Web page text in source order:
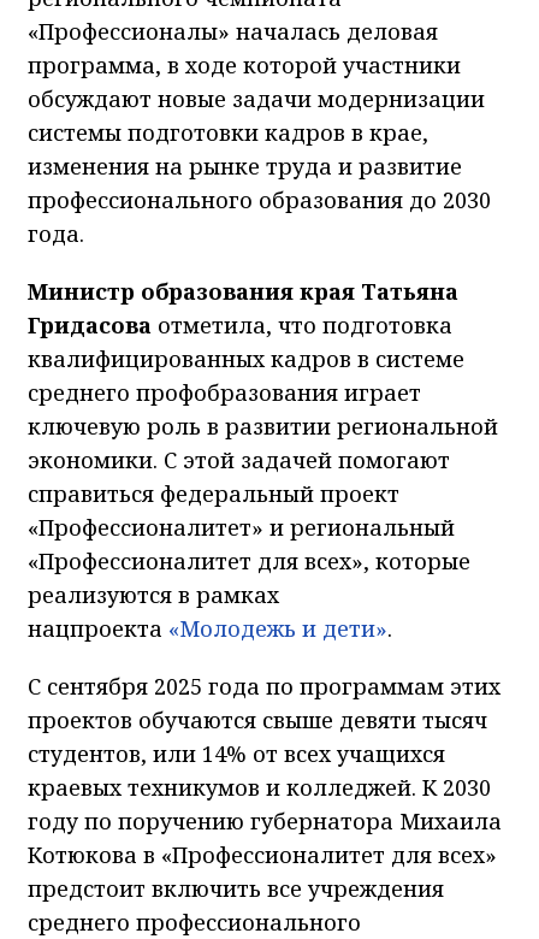
«Профессионалы» началась деловая
программа, в ходе которой участники
обсуждают новые задачи модернизации
системы подготовки кадров в крае,
изменения на рынке труда и развитие
профессионального образования до 2030
года.
Министр образования края Татьяна
Гридасова отметила, что подготовка
квалифицированных кадров в системе
среднего профобразования играет
ключевую роль в развитии региональной
экономики. С этой задачей помогают
справиться федеральный проект
«Профессионалитет» и региональный
«Профессионалитет для всех», которые
реализуются в рамках
нацпроекта «Молодежь и дети».
С сентября 2025 года по программам этих
проектов обучаются свыше девяти тысяч
студентов, или 14% от всех учащихся
краевых техникумов и колледжей. К 2030
году по поручению губернатора Михаила
Котюкова в «Профессионалитет для всех»
предстоит включить все учреждения
среднего профессионального